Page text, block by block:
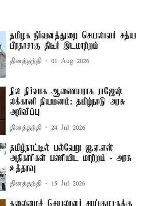
தமிழக நீர்வளத்துறை செயலாளர் சத்ய
பிரதாசாகு திடீர் இடமாற்றம்
தினத்தந்தி 01 Aug 2026
நில நிர்வாக ஆணையராக ராஜேஷ்
லக்கானி நியமனம்: தமிழ்நாடு அரசு
அறிவிப்பு
தினத்தந்தி 24 Jul 2026
தமிழ்நாட்டில் பல்வேறு ஐ.ஏ.எஸ்
அதிகாரிகள் பணியிட மாற்றம் - அரசு
உத்தரவு
தினத்தந்தி 15 Jul 2026